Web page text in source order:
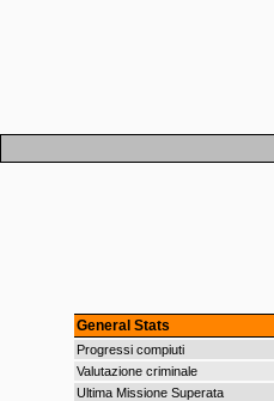
General Stats
Progressi compiuti
Valutazione criminale
Ultima Missione Superata